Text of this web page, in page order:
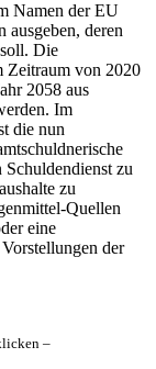
Namen der EU
ausgeben, deren
Die
Zeitraum von 2020
2058 aus
Im
die nun
zu
zu
Quellen
eine
der
–